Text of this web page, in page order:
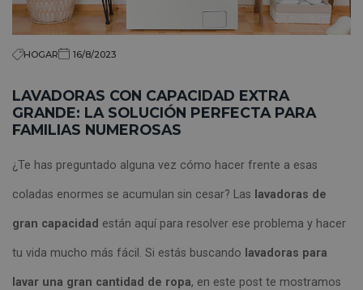
HOGAR 16/8/2023
LAVADORAS CON CAPACIDAD EXTRA
GRANDE: LA SOLUCIÓN PERFECTA PARA
FAMILIAS NUMEROSAS
¿Te has preguntado alguna vez cómo hacer frente a esas
coladas enormes se acumulan sin cesar? Las lavadoras de
gran capacidad están aquí para resolver ese problema y hacer
tu vida mucho más fácil. Si estás buscando lavadoras para
lavar una gran cantidad de ropa, en este post te mostramos